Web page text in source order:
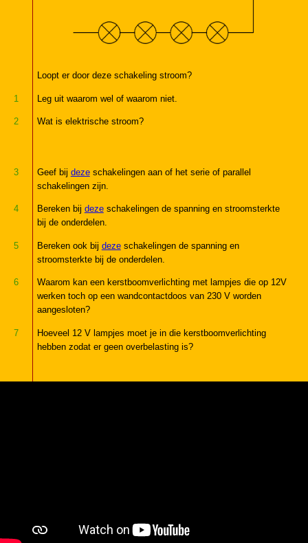
Loopt er door deze schakeling stroom?
1 Leg uit waarom wel of waarom niet.
2 Wat is elektrische stroom?
3 Geef bij dezeschakelingen aan of het serie of parallel
schakelingen zijn.
4 Bereken bij dezeschakelingen de spanning en stroomsterkte
bij de onderdelen.
5 Bereken ook bij dezeschakelingen de spanning en
stroomsterkte bij de onderdelen.
6
Waarom kan een kerstboomverlichting met lampjes die op 12V
werken toch op een wandcontactdoos van 230 V worden
aangesloten?
7
Hoeveel 12 V lampjes moet je in die kerstboomverlichting
hebben zodat er geen overbelasting is?